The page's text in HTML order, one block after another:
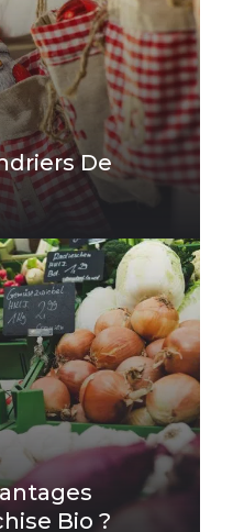
De
Bio ?